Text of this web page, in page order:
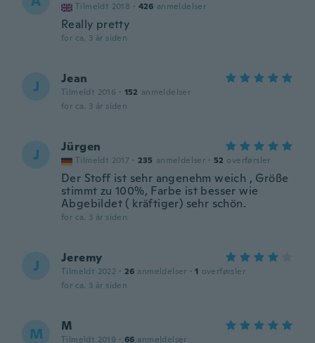
Tilmeldt 2018 · 426 anmeldelser
Really pretty
for ca. 3 år siden
J Jean
Tilmeldt 2016 · 152 anmeldelser
for ca. 3 år siden
J Jürgen
Tilmeldt 2017 · 235 anmeldelser · 52 overførsler
Der Stoff ist sehr angenehm weich , Größe
stimmt zu 100%, Farbe ist besser wie
Abgebildet ( kräftiger) sehr schön.
for ca. 3 år siden
J Jeremy
Tilmeldt 2022 · 26 anmeldelser · 1 overførsler
for ca. 3 år siden
M M
Tilmeldt 2019 · 66 anmeldelser